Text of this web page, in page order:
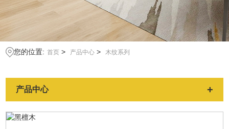
您的位置: 首页 > 产品中心 > 木纹系列
产品中心 +